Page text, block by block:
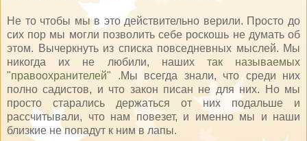
Не то чтобы мы в это действительно верили. Просто до
сих пор мы могли позволить себе роскошь не думать об
этом. Вычеркнуть из списка повседневных мыслей. Мы
никогда их не любили, наших так называемых
"правоохранителей" .Мы всегда знали, что среди них
полно садистов, и что закон писан не для них. Но мы
просто старались держаться от них подальше и
рассчитывали, что нам повезет, и именно мы и наши
близкие не попадут к ним в лапы.